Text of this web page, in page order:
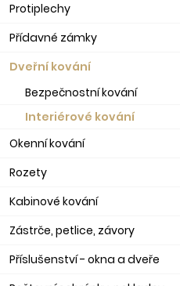
Protiplechy
Přídavné zámky
Dveřní kování
Bezpečnostní kování
Interiérové kování
Okenní kování
Rozety
Kabinové kování
Zástrče, petlice, závory
Příslušenství - okna a dveře